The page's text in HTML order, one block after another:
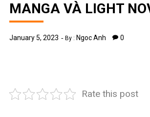
MANGA VÀ LIGHT
January 5, 2023 By : Ngoc Anh 0
Rate this post